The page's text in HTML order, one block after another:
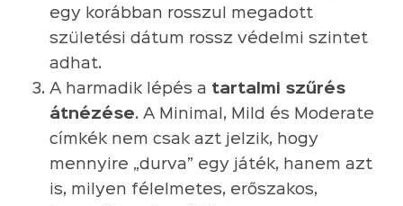
egy korábban rosszul megadott
születési dátum rossz védelmi szintet
adhat.
A harmadik lépés a tartalmi szűrés
átnézése. A Minimal, Mild és Moderate
címkék nem csak azt jelzik, hogy
mennyire „durva” egy játék, hanem azt
is, milyen félelmetes, erőszakos,